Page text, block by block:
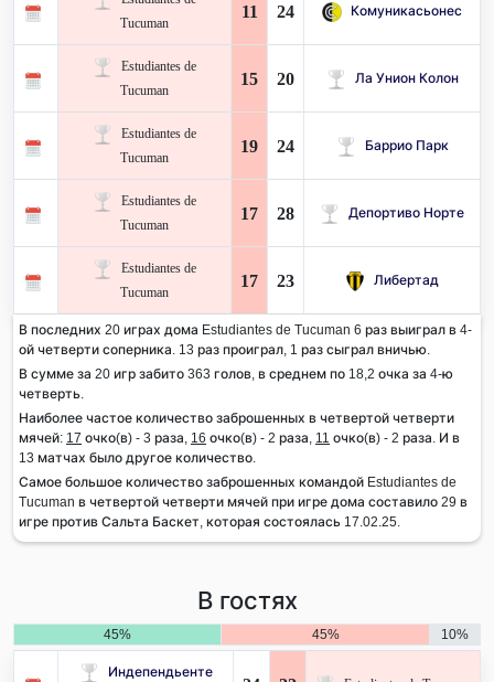
Tucuman
11 24 Комуникасьонес
Estudiantes de
Tucuman
15 20 Ла Унион Колон
Estudiantes de
Tucuman
19 24 Баррио Парк
Estudiantes de
Tucuman
17 28 Депортиво Норте
Estudiantes de
Tucuman
17 23 Либертад
В последних 20 играх дома Estudiantes de Tucuman 6 раз выиграл в 4-
ой четверти соперника. 13 раз проиграл, 1 раз сыграл вничью.
В сумме за 20 игр забито 363 голов, в среднем по 18,2 очка за 4-ю
четверть.
Наиболее частое количество заброшенных в четвертой четверти
мячей: 17 очко(в) - 3 раза, 16 очко(в) - 2 раза, 11 очко(в) - 2 раза. И в
13 матчах было другое количество.
Самое большое количество заброшенных командой Estudiantes de
Tucuman в четвертой четверти мячей при игре дома составило 29 в
игре против Сальта Баскет, которая состоялась 17.02.25.
В гостях
45% 45% 10%
Индепендьенте